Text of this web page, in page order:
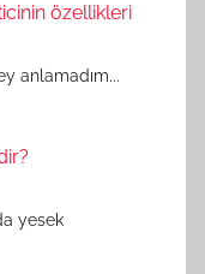
özellikleri
anlamadım...
yesek